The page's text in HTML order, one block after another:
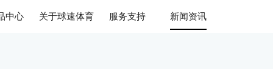
中心 关于球速体育 服务支持 新闻资讯